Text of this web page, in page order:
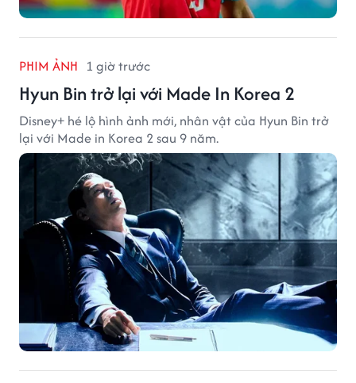
PHIM ẢNH 1 giờ trước
Hyun Bin trở lại với Made In Korea 2
Disney+ hé lộ hình ảnh mới, nhân vật của Hyun Bin trở
lại với Made in Korea 2 sau 9 năm.